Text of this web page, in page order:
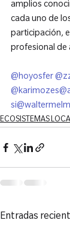
amplios
cada uno de
participación,
profesional de
@hoyosfer
@karimozes
si
ECOSISTEMAS
Entradas